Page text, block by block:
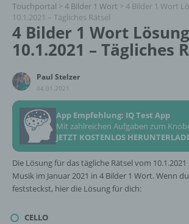
Touchportal > 4 Bilder 1 Wort > 4 Bilder 1 Wort
10.1.2021 – Tägliches Rätsel
4 Bilder 1 Wort
10.1.2021 – Tägliches
Paul Stelzer
04.01.2021
App Empfehlung: IQ Test App
Mit zahlreichen Aufgaben zum
JETZT KOSTENLOS
Die Lösung für das tägliche Rätsel vom
Musik im Januar 2021 in 4 Bilder 1 Wort. Wenn
feststeckst, hier die Lösung für dich:
CELLO